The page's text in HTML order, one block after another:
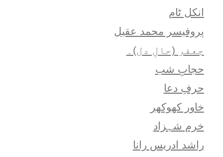
انکل ٹام
پروفیسر محمد عقیل
جعفر (حالِ دل)۔
حجابِ شب
حرفِ دعا
خاور کھوکھر
خرم شہزاد
راشد ادریس رانا